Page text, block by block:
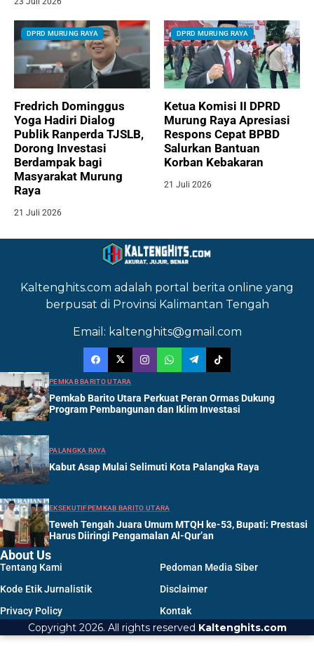
DPRD MURUNG RAYA
Fredrich Dominggus
Yoga Hadiri Dialog
Publik Ranperda TJSLB,
Dorong Investasi
Berdampak bagi
Masyarakat Murung
Raya
21 Juli 2026
DPRD MURUNG RAYA
Ketua Komisi II DPRD
Murung Raya Apresiasi
Respons Cepat BPBD
Salurkan Bantuan
Korban Kebakaran
21 Juli 2026
Kaltenghits.com adalah portal berita online yang
berpusat di Provinsi Kalimantan Tengah
Email: kaltenghits@gmail.com
PEMKAB BARITO UTARA
Pemkab Barito Utara Perkuat Peran Ormas Dukung
Program Pembangunan dan Iklim Investasi
PALANGKA RAYA
Kabut Asap Mulai Selimuti Kota Palangka Raya
EKSEKUTIFPEMKAB BARITO UTARA
Teweh Tengah Juara Umum MTQH ke-53, Bupati: Prestasi
Harus Diiringi Pengamalan Al-Qur’an
About Us
Tentang Kami
Pedoman Media Siber
Kode Etik Jurnalistik
Disclaimer
Privacy Policy
Kontak
Copyright 2026. All rights reserved Kaltenghits.com